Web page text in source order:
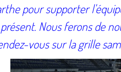
pour supporter
Nous ferons de
vous sur la grille